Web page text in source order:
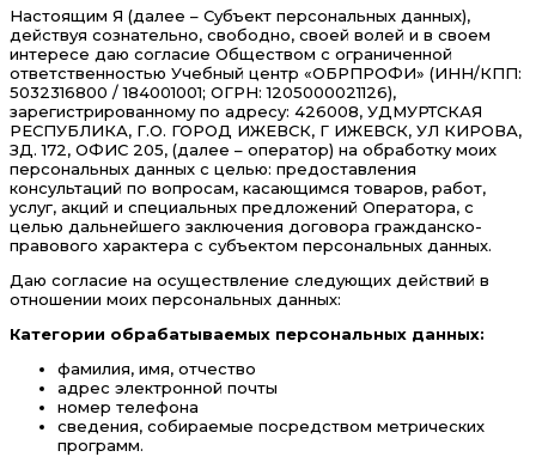
Настоящим Я (далее – Субъект персональных данных),
действуя сознательно, свободно, своей волей и в своем
интересе даю согласие Обществом с ограниченной
ответственностью Учебный центр «ОБРПРОФИ» (ИНН/КПП:
5032316800 / 184001001; ОГРН: 1205000021126),
зарегистрированному по адресу: 426008, УДМУРТСКАЯ
РЕСПУБЛИКА, Г.О. ГОРОД ИЖЕВСК, Г ИЖЕВСК, УЛ КИРОВА,
ЗД. 172, ОФИС 205, (далее – оператор) на обработку моих
персональных данных с целью: предоставления
консультаций по вопросам, касающимся товаров, работ,
услуг, акций и специальных предложений Оператора, с
целью дальнейшего заключения договора гражданско-
правового характера с субъектом персональных данных.
Даю согласие на осуществление следующих действий в
отношении моих персональных данных:
Категории обрабатываемых персональных данных:
фамилия, имя, отчество
адрес электронной почты
номер телефона
сведения, собираемые посредством метрических
программ.